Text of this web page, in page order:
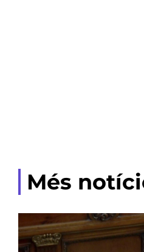
Més